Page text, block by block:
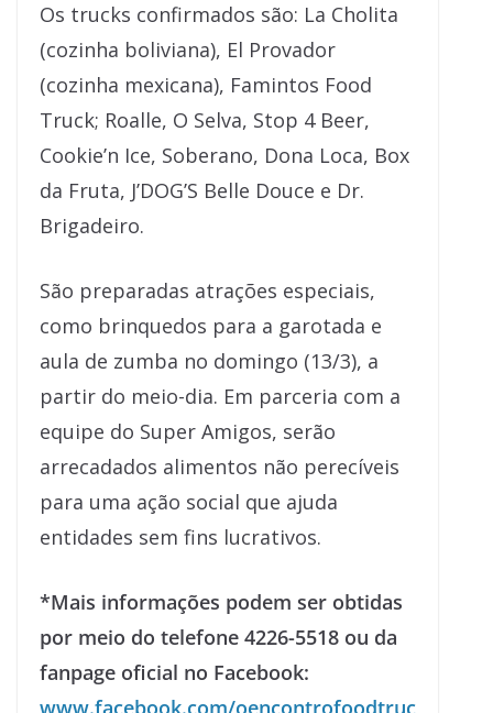
Os trucks confirmados são: La Cholita
(cozinha boliviana), El Provador
(cozinha mexicana), Famintos Food
Truck; Roalle, O Selva, Stop 4 Beer,
Cookie’n Ice, Soberano, Dona Loca, Box
da Fruta, J’DOG’S Belle Douce e Dr.
Brigadeiro.
São preparadas atrações especiais,
como brinquedos para a garotada e
aula de zumba no domingo (13/3), a
partir do meio-dia. Em parceria com a
equipe do Super Amigos, serão
arrecadados alimentos não perecíveis
para uma ação social que ajuda
entidades sem fins lucrativos.
*Mais informações podem ser obtidas
por meio do telefone 4226-5518 ou da
fanpage oficial no Facebook:
www.facebook.com/oencontrofoodtruc